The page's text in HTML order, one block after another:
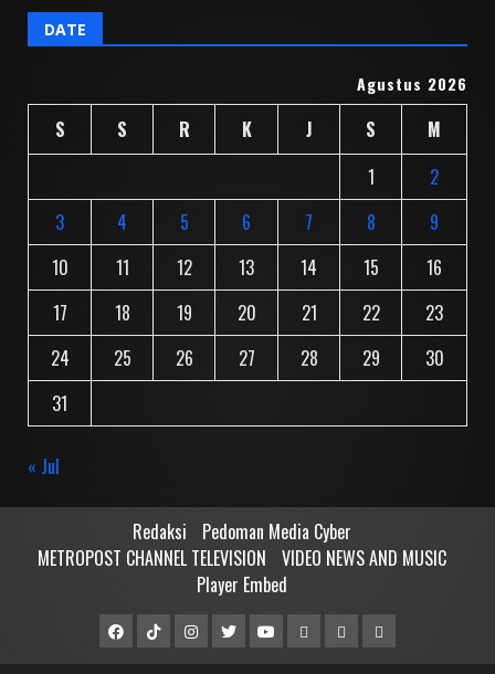
DATE
Agustus 2026
S S R K J S
M
1
2
3
4 5 6 7 8
9
10
11 12 13 14 15
16
17
18 19 20 21 22
23
24
25 26 27 28 29
30
31
« Jul
Redaksi
Pedoman Media Cyber
METROPOST CHANNEL TELEVISION
VIDEO NEWS AND MUSIC
Player Embed
FacebookTiktok
Metropostnews
Instagram
TwitterYoutubeMCTVVIDEO
NEWS
Player
Embed